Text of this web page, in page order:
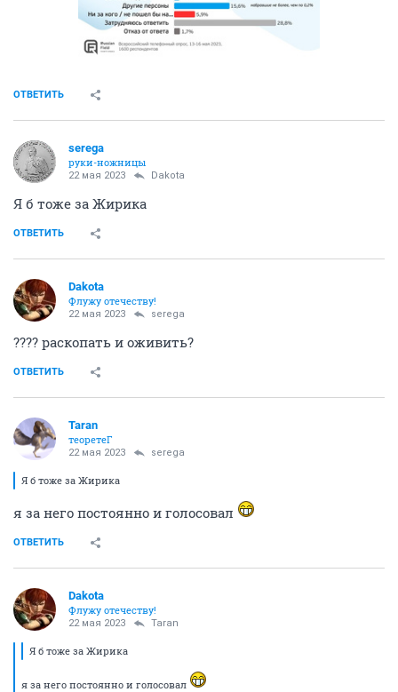
ОТВЕТИТЬ
serega
руки-ножницы
22 мая 2023 Dаkota
Я б тоже за Жирика
ОТВЕТИТЬ
Dаkota
Флужу отечеству!
22 мая 2023 serega
???? раскопать и оживить?
ОТВЕТИТЬ
Taran
теоретеГ
22 мая 2023 serega
Я б тоже за Жирика
я за него постоянно и голосовал
ОТВЕТИТЬ
Dаkota
Флужу отечеству!
22 мая 2023 Taran
Я б тоже за Жирика
я за него постоянно и голосовал